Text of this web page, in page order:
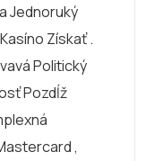
Jednoruký
Získať .
Politický
Pozdĺž
,